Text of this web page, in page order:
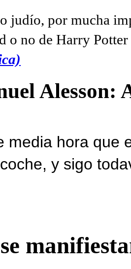
judío, por mucha
o no de Harry
Alesson:
media hora que
y sigo